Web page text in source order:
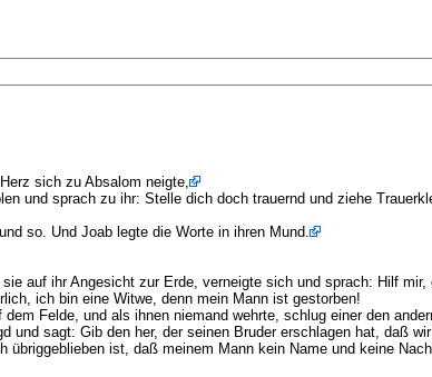
sich zu Absalom neigte,
und sprach zu ihr: Stelle dich doch trauernd und ziehe
so. Und Joab legte die Worte in ihren Mund.
auf ihr Angesicht zur Erde, verneigte sich und sprach: Hilf mir,
ich bin eine Witwe, denn mein Mann ist gestorben!
Felde, und als ihnen niemand wehrte, schlug einer den
und sagt: Gib den her, der seinen Bruder erschlagen hat, daß
ist, daß meinem Mann kein Name und keine